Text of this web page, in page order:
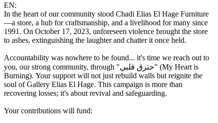
EN:
In the heart of our community stood Chadi Elias El Hage Furniture
—a store, a hub for craftsmanship, and a livelihood for many since
1991. On October 17, 2023, unforeseen violence brought the store
to ashes, extinguishing the laughter and chatter it once held.
Accountability was nowhere to be found... it's time we reach out to
you, our strong community, through "حترق قلبي" (My Heart is
Burning). Your support will not just rebuild walls but reignite the
soul of Gallery Elias El Hage. This campaign is more than
recovering losses; it's about revival and safeguarding.
Your contributions will fund: